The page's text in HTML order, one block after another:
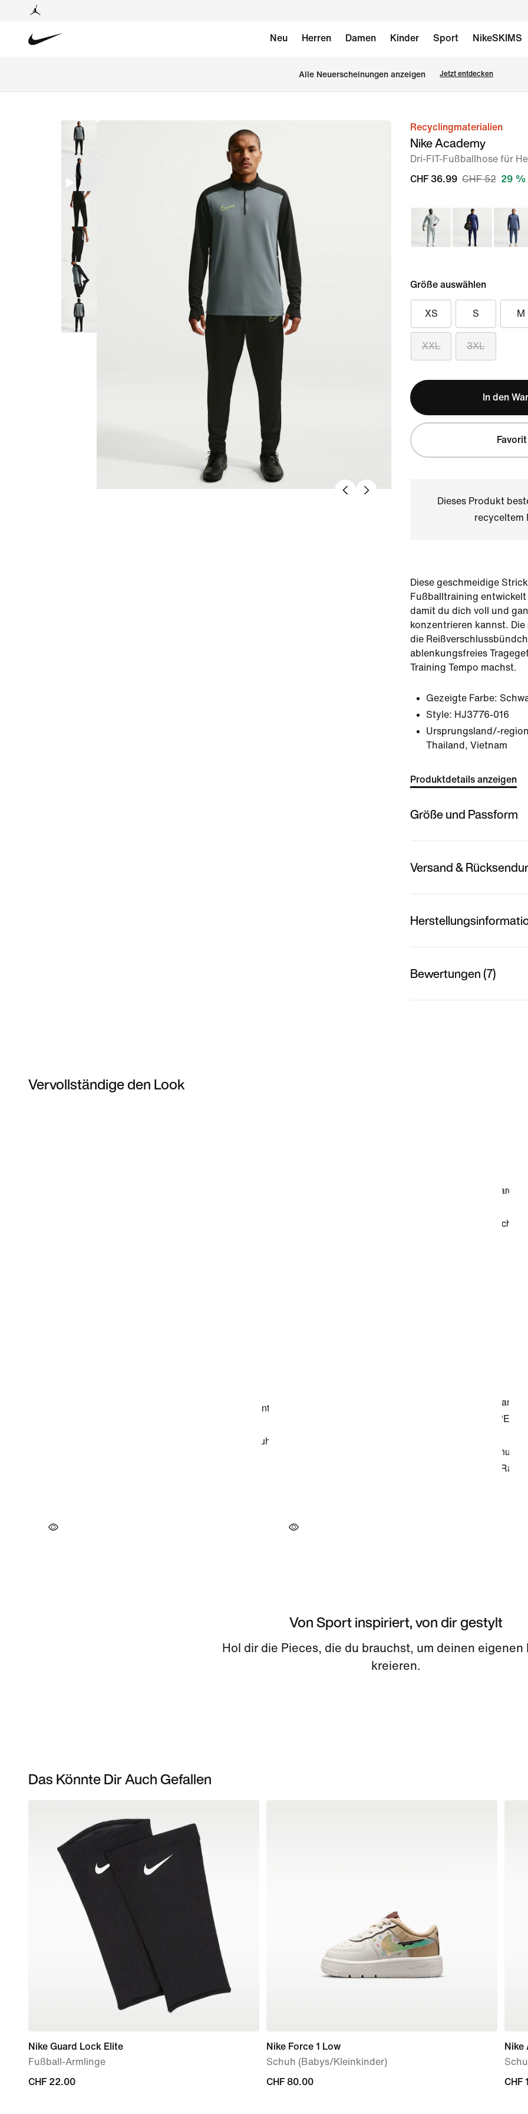
Neu Herren Damen Kinder Sport NikeSKIMS
Alle Neuerscheinungen anzeigen Jetzt entdecken
Bild 1Recyclingmaterialien
Nike Academy
Dri-FIT-Fußballhose für
CHF 36.99 CHF 52 29 %
Größe auswählen
XS S M
XXL 3XL
In den
Favorit
Dieses Produkt
recyceltem
Diese geschmeidige
Fußballtraining
damit du dich voll und
konzentrieren kannst. Die
die
ablenkungsfreies
Training Tempo machst.
Gezeigte Farbe:
Style: HJ3776-016
Ursprungsland/-
Thailand, Vietnam
Produktdetails anzeigen
Größe und Passform
Versand &
Bewertungen (7)
Vervollständige den Look
Von Sport inspiriert, von dir gestylt
Hol dir die Pieces, die du brauchst, um deinen eigenen
kreieren.
Das Könnte Dir Auch Gefallen
Nike Guard Lock Elite
Fußball-Armlinge
CHF 22.00
CHF 22.00
Nike Force 1 Low
Schuh (Babys/Kleinkinder)
CHF 80.00
CHF 80.00
Nike
CHF
CHF